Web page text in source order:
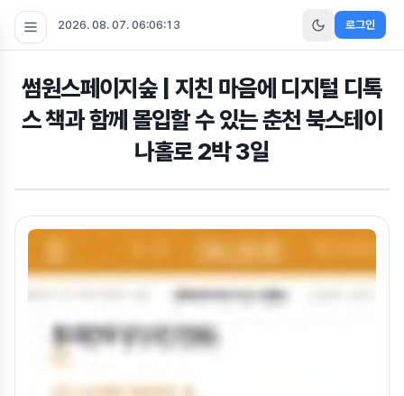
2026. 08. 07. 06:06:13 로그인
썸원스페이지숲 | 지친 마음에 디지털 디톡
스 책과 함께 몰입할 수 있는 춘천 북스테이
나홀로 2박 3일